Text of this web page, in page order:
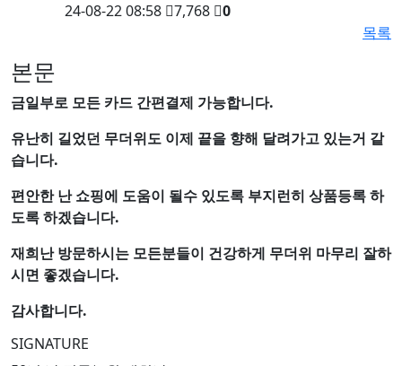
24-08-22 08:58
7,768
0
목록
본문
금일부로 모든 카드 간편결제 가능합니다.
유난히 길었던 무더위도 이제 끝을 향해 달려가고 있는거 같
습니다.
편안한 난 쇼핑에 도움이 될수 있도록 부지런히 상품등록 하
도록 하겠습니다.
재희난 방문하시는 모든분들이 건강하게 무더위 마무리 잘하
시면 좋겠습니다.
감사합니다.
SIGNATURE